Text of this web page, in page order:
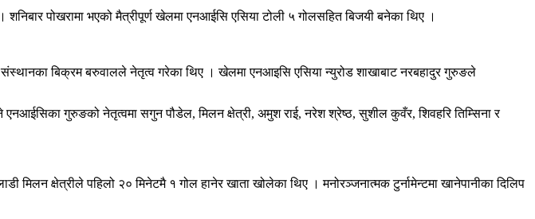
पोखरामा भएको मैत्रीपूर्ण खेलमा एनआईसि एसिया टोली ५ गोलसहित बिजयी बनेका थिए ।
संस्थानका बिक्रम बरुवालले नेतृत्व गरेका थिए । खेलमा एनआइसि एसिया न्युरोड शाखाबाट नरबहादुर गुरुङले
एनआईसिका गुरुङको नेतृत्वमा सगुन पौडेल, मिलन क्षेत्री, अमुश राई, नरेश श्रेष्ठ, सुशील कुवँर, शिवहरि तिम्सिना र
क्षेत्रीले पहिलो २० मिनेटमै १ गोल हानेर खाता खोलेका थिए । मनोरञ्जनात्मक टुर्नामेन्टमा खानेपानीका दिलिप